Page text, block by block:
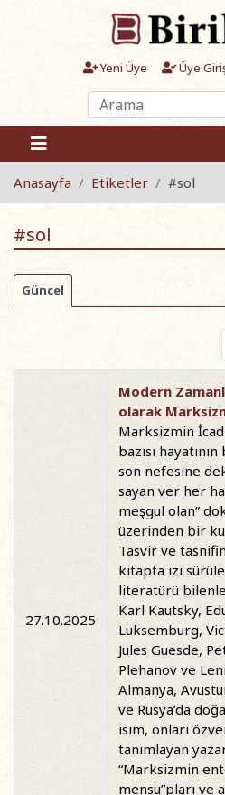
Yeni Üye Üye
Anasayfa Etiketler #sol
#sol
Güncel
27.10.2025
Modern
olarak
Marksizmin
bazısı
son nefesine
sayan ver her
meşgul olan”
üzerinden bir
Tasvir ve
kitapta izi
literatürü
Karl Kautsky,
Luksemburg,
Jules Guesde,
Plehanov ve
Almanya,
ve Rusya’da
isim, onları
tanımlayan
“Marksizmin
mensu”pları ve